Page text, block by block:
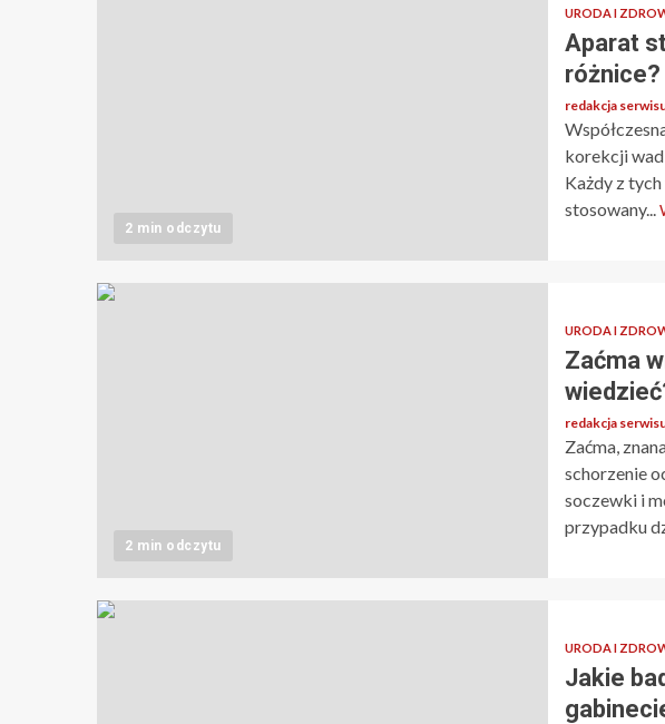
2 min odczytu
URODA I
Aparat
różnice?
redakcja
korekcji wad
Każdy z
stosowany...
2 min odczytu
URODA I
Zaćma
redakcja
Zaćma,
schorzenie
soczewki i
przypadku
URODA I
Jakie